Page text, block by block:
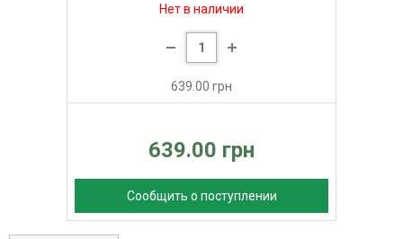
Нет в наличии
639.00 грн
639.00 грн
Сообщить о поступлении